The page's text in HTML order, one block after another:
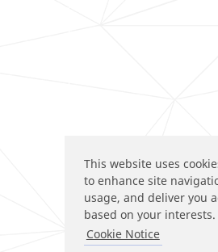
This website uses
to enhance site
usage, and deliver you
based on your interests.
Cookie Notice